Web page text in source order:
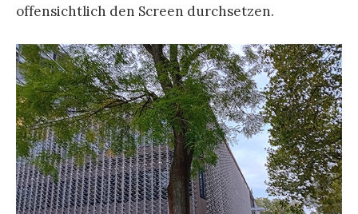
offensichtlich den Screen durchsetzen.